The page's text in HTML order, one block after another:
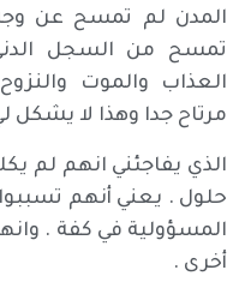
المدن لم تمسح عن وجه
تمسح من السجل
العذاب والموت
مرتاح جدا وهذا لا يشكل
الذي يفاجئني انهم لم
حلول . يعني أنهم تسببوا
المسؤولية في كفة .
أخرى .